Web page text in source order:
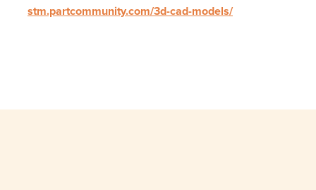
stm.partcommunity.com/3d-cad-models/